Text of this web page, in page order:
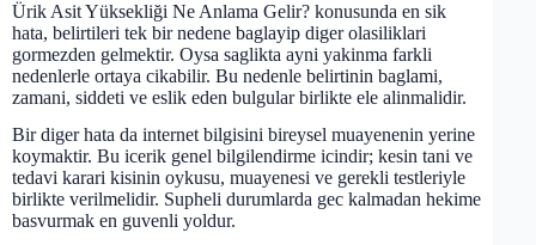
Ürik Asit Yüksekliği Ne Anlama Gelir? konusunda en sik
hata, belirtileri tek bir nedene baglayip diger olasiliklari
gormezden gelmektir. Oysa saglikta ayni yakinma farkli
nedenlerle ortaya cikabilir. Bu nedenle belirtinin baglami,
zamani, siddeti ve eslik eden bulgular birlikte ele alinmalidir.
Bir diger hata da internet bilgisini bireysel muayenenin yerine
koymaktir. Bu icerik genel bilgilendirme icindir; kesin tani ve
tedavi karari kisinin oykusu, muayenesi ve gerekli testleriyle
birlikte verilmelidir. Supheli durumlarda gec kalmadan hekime
basvurmak en guvenli yoldur.